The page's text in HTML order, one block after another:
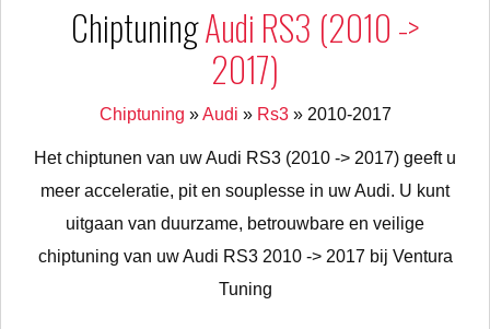
ChiptuningAudi RS3 (2010 ->
2017)
Chiptuning »Audi » Rs3» 2010-2017
Het chiptunen van uw Audi RS3 (2010 -> 2017) geeft u
meer acceleratie, pit en souplesse in uw Audi. U kunt
uitgaan van duurzame, betrouwbare en veilige
chiptuning van uw Audi RS3 2010 -> 2017 bij Ventura
Tuning